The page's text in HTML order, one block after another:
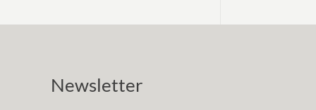
Newsletter